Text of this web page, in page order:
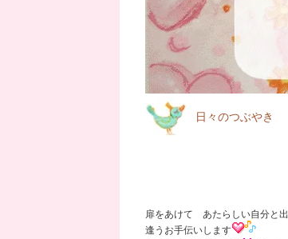
日々のつぶやき
扉をあけて あたらしい自分と出
逢うお手伝いします